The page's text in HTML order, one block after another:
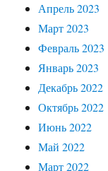
Апрель 2023
Март 2023
Февраль 2023
Январь 2023
Декабрь 2022
Октябрь 2022
Июнь 2022
Май 2022
Март 2022